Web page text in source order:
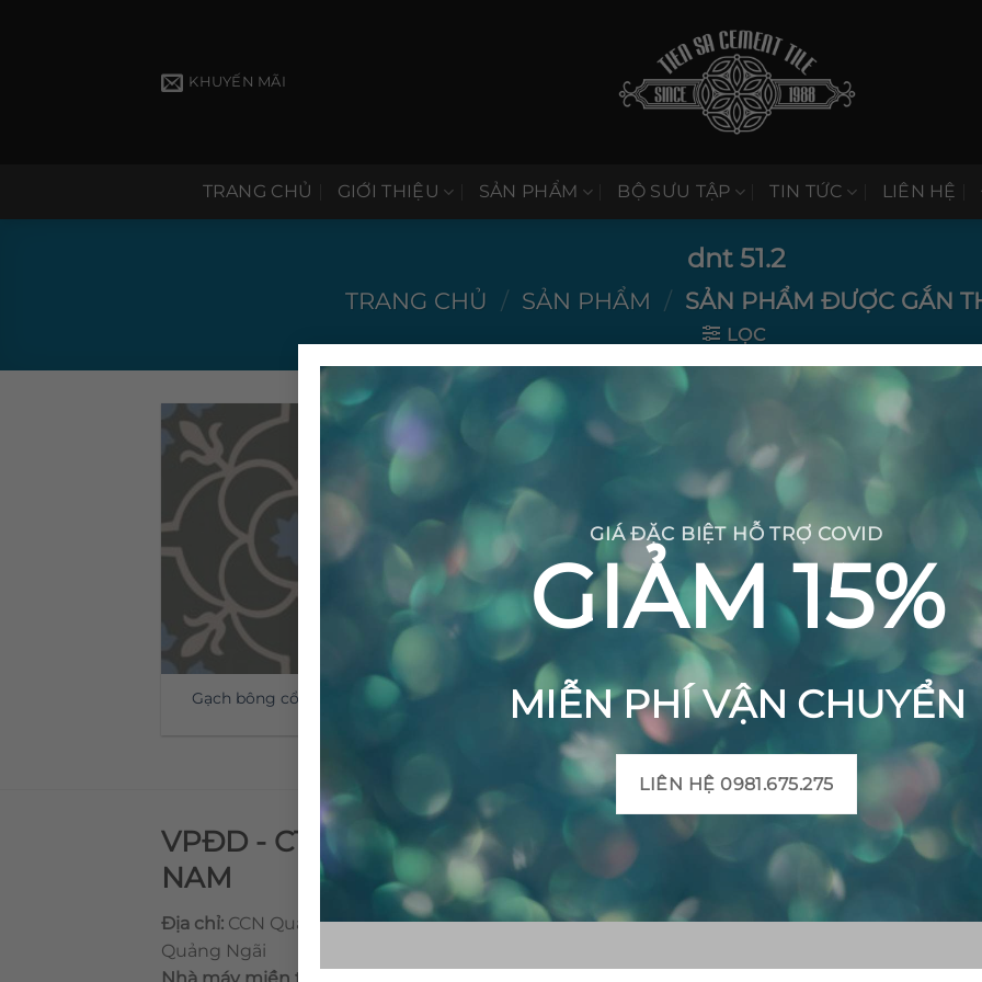
GIÁ ĐẶC BIỆT HỖ TRỢ COVID
GIẢM 15%
MIỄN PHÍ VẬN CHUYỂN
LIÊN HỆ 0981.675.275
KHUYẾN MÃI
TRANG CHỦ GIỚI THIỆU SẢN PHẨM BỘ SƯU TẬP TIN TỨC LIÊN HỆ
dnt 51.2
TRANG CHỦ / SẢN PHẨM / SẢN PHẨM ĐƯỢC GẮN
LỌC
Gạch bông cổ điển CTS 51.2
VPĐD - CTY TNHH GẠCH BÔNG VIỆT
NAM
Địa chỉ: CCN Quán Lát, Xã Đức Chánh, Huyện Mộ Đức, Tỉnh
Quảng Ngãi
THÔNG TIN SẢN PHẨM
Mô tả sản phẩm gạch